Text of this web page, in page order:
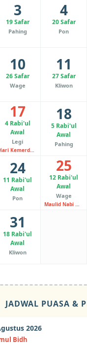
3
19 Safar
Pahing
4
20 Safar
Pon
10
26 Safar
Wage
11
27 Safar
Kliwon
17
4 Rabi'ul
Awal
Legi
Hari Kemerdekaan RI
18
5 Rabi'ul
Awal
Pahing
24
11 Rabi'ul
Awal
Pon
25
12 Rabi'ul
Awal
Wage
Maulid Nabi Muhammad SAW
31
18 Rabi'ul
Awal
Kliwon
JADWAL PUASA &
2026
Bidh